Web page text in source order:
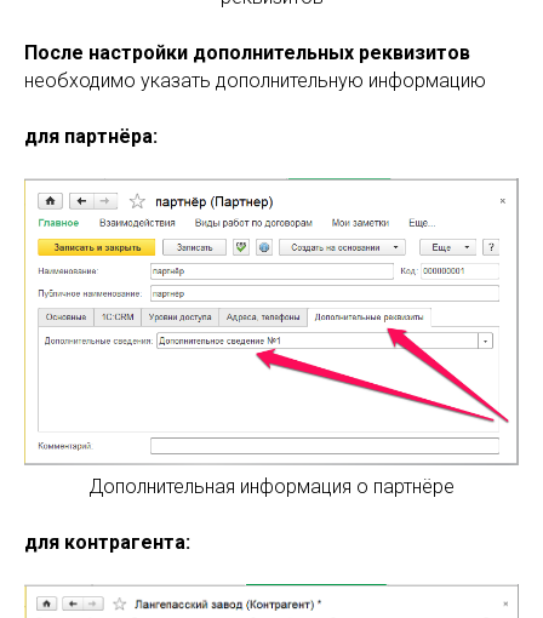
После настройки дополнительных реквизитов
необходимо указать дополнительную информацию
для партнёра:
Дополнительная информация о партнёре
для контрагента: